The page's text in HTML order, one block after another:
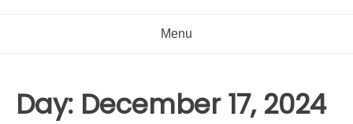
Menu
Day: December 17, 2024